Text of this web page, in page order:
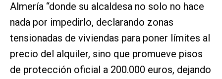
Almería “donde su alcaldesa no solo no hace
nada por impedirlo, declarando zonas
tensionadas de viviendas para poner límites al
precio del alquiler, sino que promueve pisos
de protección oficial a 200.000 euros, dejando